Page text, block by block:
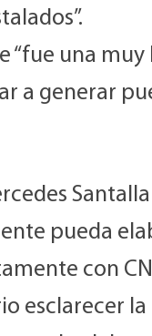
“fue una
a generar
pueda
con
esclarecer